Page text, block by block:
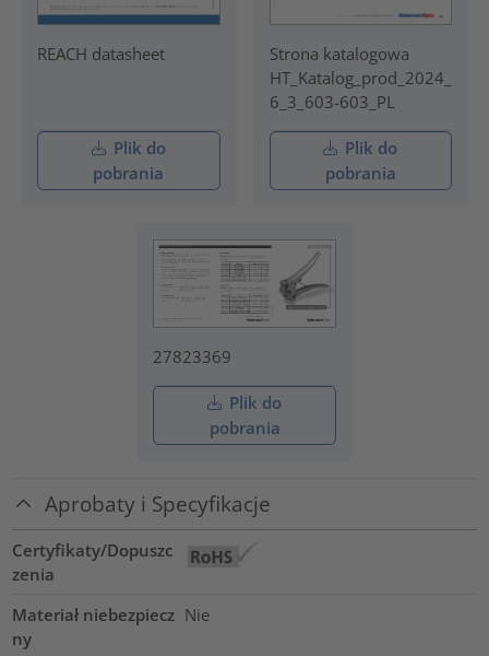
REACH datasheet
Plik do
pobrania
Strona katalogowa
HT_Katalog_prod_2024_
6_3_603-603_PL
Plik do
pobrania
27823369
Plik do
pobrania
Aprobaty i Specyfikacje
Certyfikaty/Dopuszc
zenia
Materiał niebezpiecz
ny
Nie